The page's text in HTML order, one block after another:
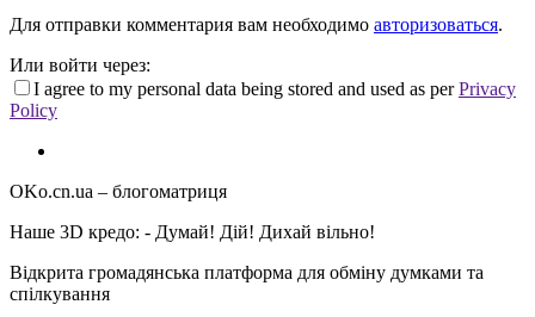
Для отправки комментария вам необходимо авторизоваться.
Или войти через:
I agree to my personal data being stored and used as perPrivacy
Policy
OKo.cn.ua – блогоматриця
Наше 3D кредо: - Думай! Дій! Дихай вільно!
Відкрита громадянська платформа для обміну думками та
спілкування